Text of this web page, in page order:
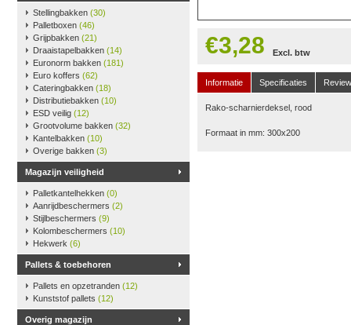
Stellingbakken (30)
Palletboxen (46)
Grijpbakken (21)
Draaistapelbakken (14)
Euronorm bakken (181)
Euro koffers (62)
Cateringbakken (18)
Distributiebakken (10)
ESD veilig (12)
Grootvolume bakken (32)
Kantelbakken (10)
Overige bakken (3)
Magazijn veiligheid
Palletkantelhekken (0)
Aanrijdbeschermers (2)
Stijlbeschermers (9)
Kolombeschermers (10)
Hekwerk (6)
Pallets & toebehoren
Pallets en opzetranden (12)
Kunststof pallets (12)
Overig magazijn
€3,28 Excl. btw
Informatie Specificaties
Rako-scharnierdeksel, rood
Formaat in mm: 300x200